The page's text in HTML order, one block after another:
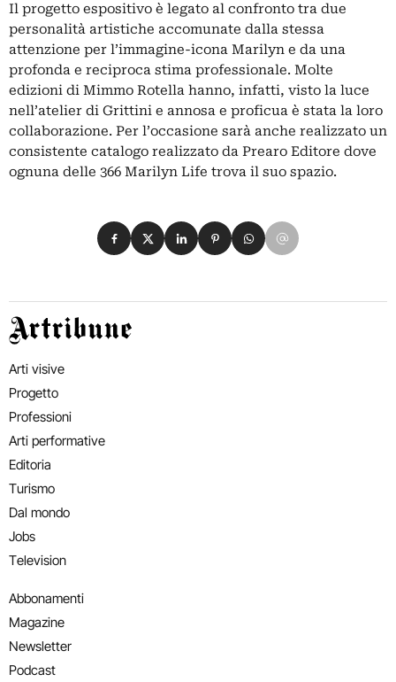
Il progetto espositivo è legato al confronto tra due
personalità artistiche accomunate dalla stessa
attenzione per l’immagine-icona Marilyn e da una
profonda e reciproca stima professionale. Molte
edizioni di Mimmo Rotella hanno, infatti, visto la luce
nell’atelier di Grittini e annosa e proficua è stata la loro
collaborazione. Per l’occasione sarà anche realizzato un
consistente catalogo realizzato da Prearo Editore dove
ognuna delle 366 Marilyn Life trova il suo spazio.
Condividi su Facebook
Condividi su X
Condividi su LinkedIn
Condividi su Pinterest
Condividi su WhatsApp
Condividi su Email
Artribune
Arti visive
Progetto
Professioni
Arti performative
Editoria
Turismo
Dal mondo
Jobs
Television
Abbonamenti
Magazine
Newsletter
Podcast